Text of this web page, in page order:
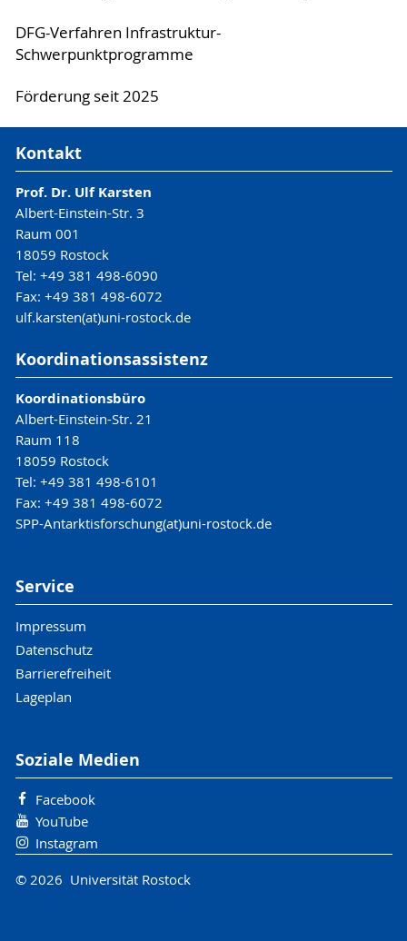
DFG-Verfahren Infrastruktur-
Schwerpunktprogramme
Förderung seit 2025
Kontakt
Prof. Dr. Ulf Karsten
Albert-Einstein-Str. 3
Raum 001
18059 Rostock
Tel: +49 381 498-6090
Fax: +49 381 498-6072
ulf.karsten(at)uni-rostock.de
Koordinationsassistenz
Koordinationsbüro
Albert-Einstein-Str. 21
Raum 118
18059 Rostock
Tel: +49 381 498-6101
Fax: +49 381 498-6072
SPP-Antarktisforschung(at)uni-rostock.de
Service
Impressum
Datenschutz
Barrierefreiheit
Lageplan
Soziale Medien
Facebook
YouTube
Instagram
© 2026 Universität Rostock